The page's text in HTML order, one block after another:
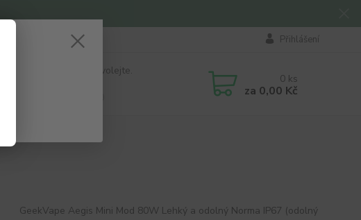
Přihlášení
Nevíte si rady? Zavolejte.
0 ks
za 0,00 Kč
GeekVape Aegis Mini Mod 80W Lehký a odolný Norma IP67 (odolný